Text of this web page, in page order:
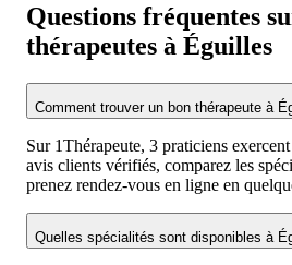
Questions fréquentes
thérapeutes à Éguilles
Comment trouver un bon thérapeute à
Sur 1Thérapeute, 3 praticiens
avis clients vérifiés, comparez les
prenez rendez-vous en ligne en
Quelles spécialités sont disponibles à